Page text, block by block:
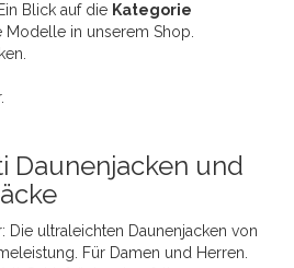
Blick auf die Kategorie
Modelle in unserem Shop.
Daunenjacken und
Die ultraleichten Daunenjacken von
Für Damen und Herren.